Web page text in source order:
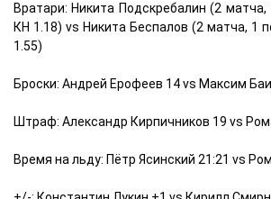
Вратари: Никита Подскребалин (2 матча,
КН 1.18) vs Никита Беспалов (2 матча, 1
1.55)
Броски: Андрей Ерофеев 14 vs Максим
Штраф: Александр Кирпичников 19 vs
Время на льду: Пётр Ясинский 21:21 vs